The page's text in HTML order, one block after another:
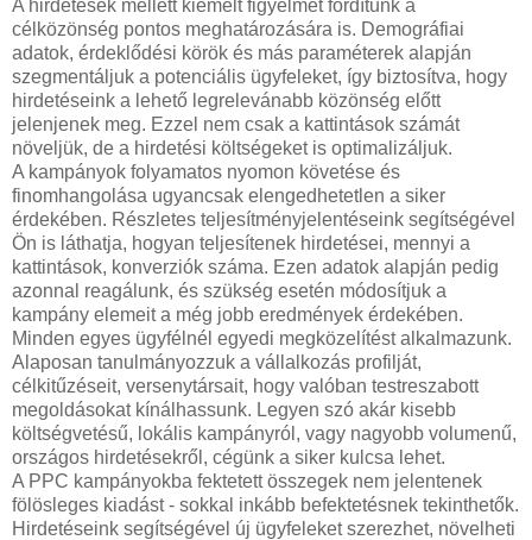
A hirdetések mellett kiemelt figyelmet fordítunk a
célközönség pontos meghatározására is. Demográfiai
adatok, érdeklődési körök és más paraméterek alapján
szegmentáljuk a potenciális ügyfeleket, így biztosítva, hogy
hirdetéseink a lehető legrelevánabb közönség előtt
jelenjenek meg. Ezzel nem csak a kattintások számát
növeljük, de a hirdetési költségeket is optimalizáljuk.
A kampányok folyamatos nyomon követése és
finomhangolása ugyancsak elengedhetetlen a siker
érdekében. Részletes teljesítményjelentéseink segítségével
Ön is láthatja, hogyan teljesítenek hirdetései, mennyi a
kattintások, konverziók száma. Ezen adatok alapján pedig
azonnal reagálunk, és szükség esetén módosítjuk a
kampány elemeit a még jobb eredmények érdekében.
Minden egyes ügyfélnél egyedi megközelítést alkalmazunk.
Alaposan tanulmányozzuk a vállalkozás profilját,
célkitűzéseit, versenytársait, hogy valóban testreszabott
megoldásokat kínálhassunk. Legyen szó akár kisebb
költségvetésű, lokális kampányról, vagy nagyobb volumenű,
országos hirdetésekről, cégünk a siker kulcsa lehet.
A PPC kampányokba fektetett összegek nem jelentenek
fölösleges kiadást - sokkal inkább befektetésnek tekinthetők.
Hirdetéseink segítségével új ügyfeleket szerezhet, növelheti